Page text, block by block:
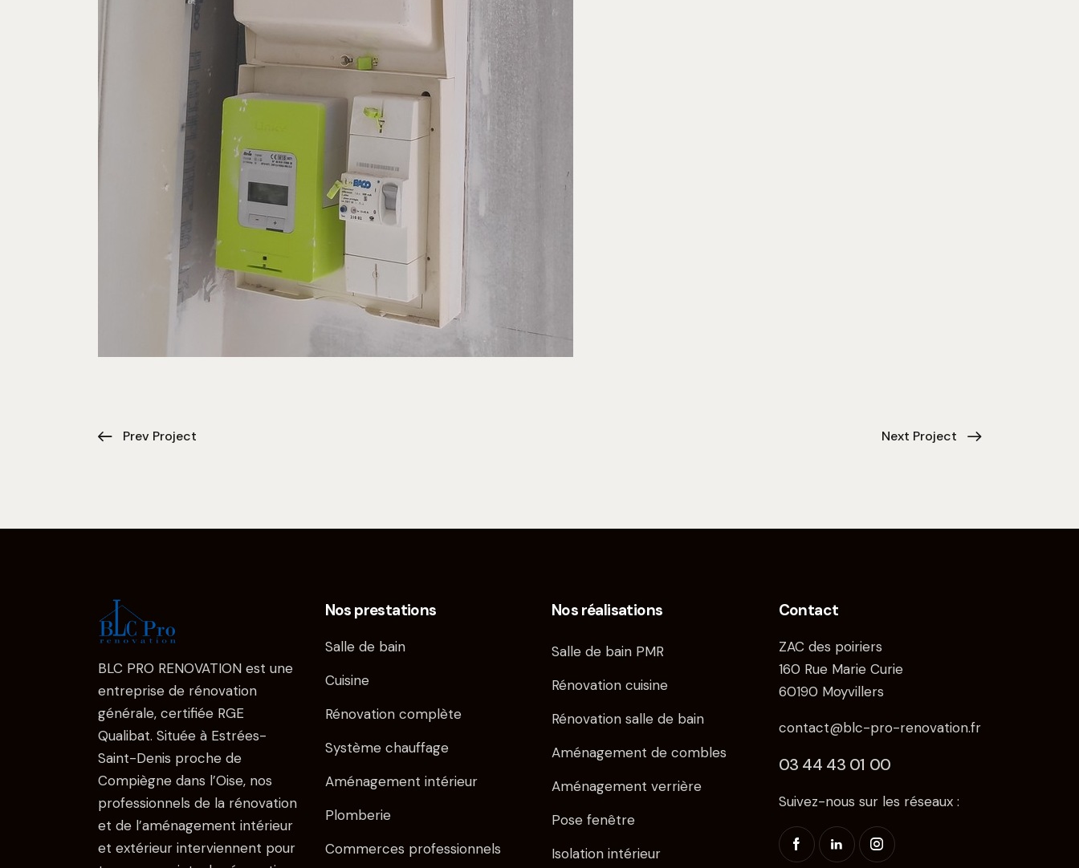
Prev Project Next Project
BLC PRO RENOVATION est une
entreprise de rénovation
générale, certifiée RGE
Qualibat. Située à Estrées-
Saint-Denis proche de
Compiègne dans l’Oise, nos
professionnels de la rénovation
et de l’aménagement intérieur
et extérieur interviennent pour
Nos prestations
Salle de bain
Cuisine
Rénovation complète
Système chauffage
Aménagement intérieur
Plomberie
Commerces professionnels
Nos réalisations
Salle de bain PMR
Rénovation cuisine
Rénovation salle de bain
Aménagement de combles
Aménagement verrière
Pose fenêtre
Isolation intérieur
Contact
ZAC des poiriers
160 Rue Marie Curie
60190 Moyvillers
contact@blc-pro-renovation.fr
03 44 43 01 00
Suivez-nous sur les réseaux :